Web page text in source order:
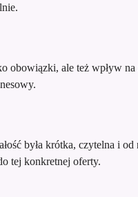
obowiązki, ale też wpływ na
była krótka, czytelna i od
tej konkretnej oferty.